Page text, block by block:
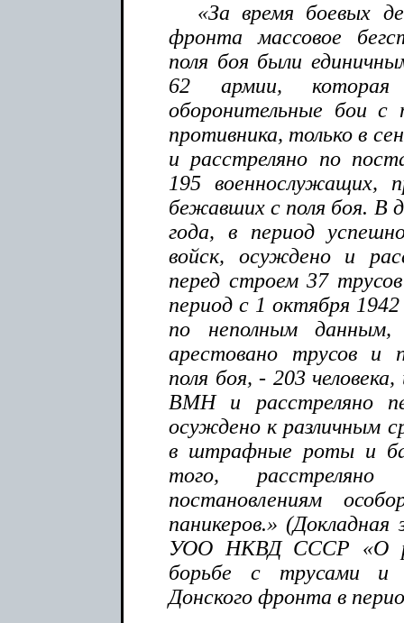
«За время боевых
фронта массовое
поля боя были
62 армии, которая
оборонительные бои с
противника, только в
и расстреляно по
195 военнослужащих,
бежавших с поля боя. В
года, в период
войск, осуждено и
перед строем 37
период с 1 октября
по неполным данным,
арестовано трусов и
поля боя, - 203
ВМН и расстреляно
осуждено к различным
в штрафные роты и
того,
постановлениям
паникеров.»
УОО НКВД СССР «О
борьбе с трусами и
Донского фронта в